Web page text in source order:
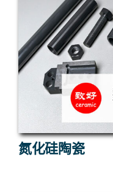
氮化硅陶瓷